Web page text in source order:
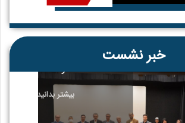
خبر نشستنشست تخصصی «اعتبار مالیاتی و
نقش آن در حمایت از تحقیق و
توسعه»
بیشتر بدانید